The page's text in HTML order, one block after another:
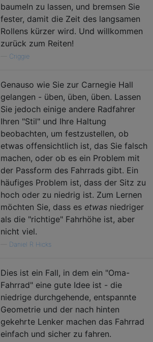
baumeln zu lassen, und bremsen Sie
fester, damit die Zeit des langsamen
Rollens kürzer wird. Und willkommen
zurück zum Reiten!
Criggie
Genauso wie Sie zur Carnegie Hall
gelangen - üben, üben, üben. Lassen
Sie jedoch einige andere Radfahrer
Ihren "Stil" und Ihre Haltung
beobachten, um festzustellen, ob
etwas offensichtlich ist, das Sie falsch
machen, oder ob es ein Problem mit
der Passform des Fahrrads gibt. Ein
häufiges Problem ist, dass der Sitz zu
hoch oder zu niedrig ist. Zum Lernen
möchten Sie, dass es etwas niedriger
als die "richtige" Fahrhöhe ist, aber
nicht viel.
Daniel R Hicks
Dies ist ein Fall, in dem ein "Oma-
Fahrrad" eine gute Idee ist - die
niedrige durchgehende, entspannte
Geometrie und der nach hinten
gekehrte Lenker machen das Fahrrad
einfach und sicher zu fahren.